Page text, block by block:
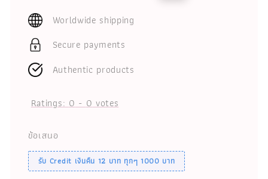
Worldwide shipping
Secure payments
Authentic products
Ratings: 0 - 0 votes
ข้อเสนอ
รับ Credit เงินคืน 12 บาท ทุกๆ 1000 บาท